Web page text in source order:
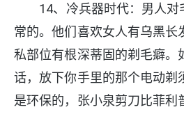
14、冷兵器时代：男人对
常的。他们喜欢女人有乌黑长
私部位有根深蒂固的剃毛癖。
话，放下你手里的那个电动剃
是环保的，张小泉剪刀比菲利